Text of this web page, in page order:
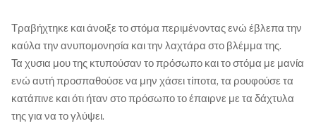
Τραβήχτηκε και άνοιξε το στόμα περιμένοντας ενώ έβλεπα την
καύλα την ανυπομονησία και την λαχτάρα στο βλέμμα της.
Τα χυσια μου της κτυπούσαν το πρόσωπο και το στόμα με μανία
ενώ αυτή προσπαθούσε να μην χάσει τίποτα, τα ρουφούσε τα
κατάπινε και ότι ήταν στο πρόσωπο το έπαιρνε με τα δάχτυλα
της για να το γλύψει.